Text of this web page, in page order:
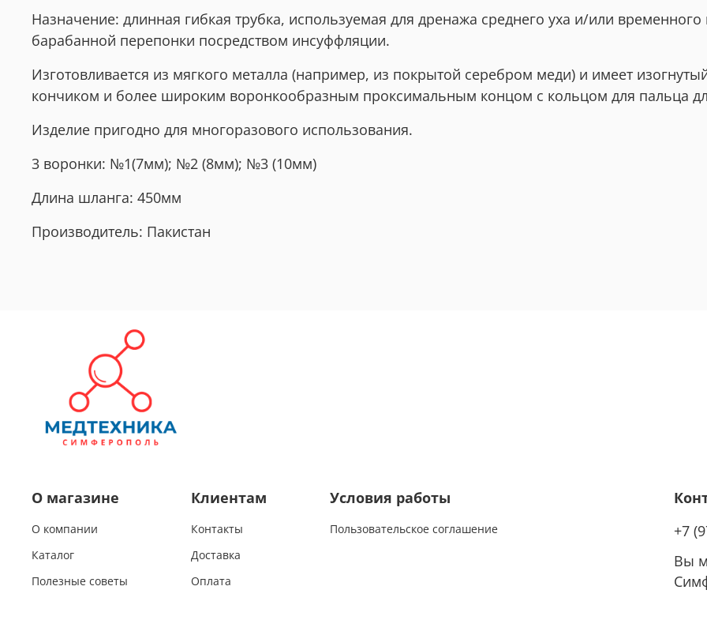
Назначение: длинная гибкая трубка, используемая для дренажа среднего уха и/или
барабанной перепонки посредством инсуффляции.
Изготовливается из мягкого металла (например, из покрытой серебром меди) и имеет
кончиком и более широким воронкообразным проксимальным концом с кольцом для пальца
Изделие пригодно для многоразового использования.
3 воронки: №1(7мм); №2 (8мм); №3 (10мм)
Длина шланга: 450мм
Производитель: Пакистан
О магазине
О компании
Каталог
Полезные советы
Клиентам
Контакты
Доставка
Оплата
Условия работы
Пользовательское соглашение
+7
Вы